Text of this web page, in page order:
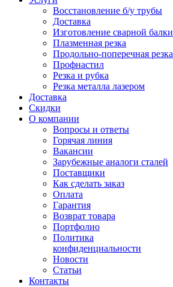
Восстановление б/у трубы
Доставка
Изготовление сварной балки
Плазменная резка
Продольно-поперечная резка
Профнастил
Резка и рубка
Резка металла лазером
Доставка
Скидки
О компании
Вопросы и ответы
Горячая линия
Вакансии
Зарубежные аналоги сталей
Поставщики
Как сделать заказ
Оплата
Гарантия
Возврат товара
Портфолио
Политика
конфиденциальности
Новости
Статьи
Контакты